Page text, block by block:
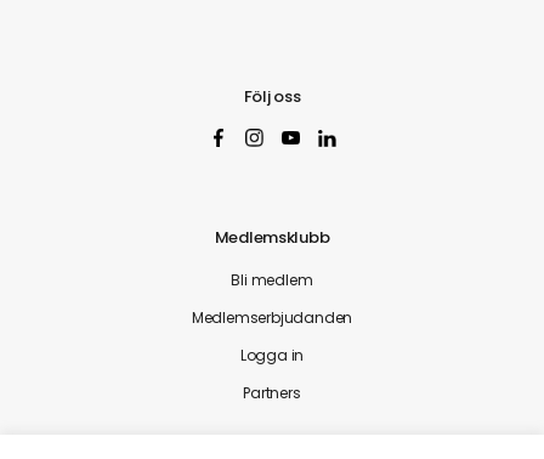
Följ oss
Medlemsklubb
Bli medlem
Medlemserbjudanden
Logga in
Partners